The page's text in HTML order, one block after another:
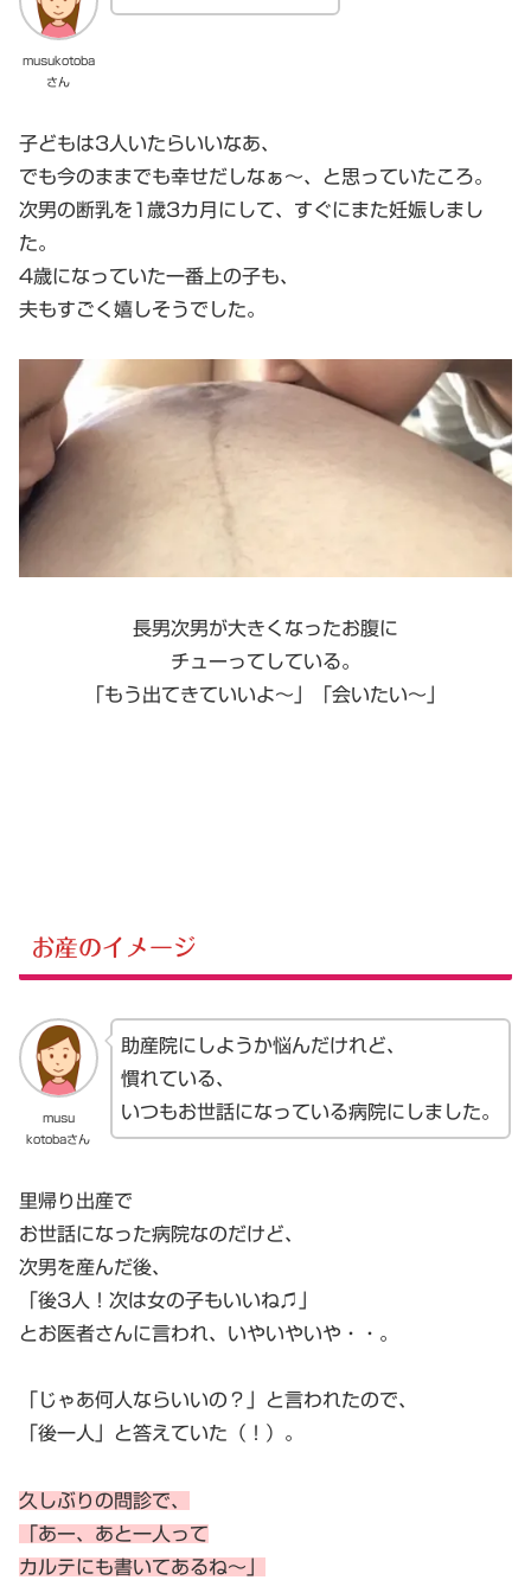
musukotoba
さん
子どもは3人いたらいいなあ、
でも今のままでも幸せだしなぁ～、と思っていたころ。
次男の断乳を1歳3カ月にして、すぐにまた妊娠しまし
た。
4歳になっていた一番上の子も、
夫もすごく嬉しそうでした。
長男次男が大きくなったお腹に
チューってしている。
「もう出てきていいよ～」「会いたい～」
お産のイメージ
musu
kotobaさん
助産院にしようか悩んだけれど、
慣れている、
いつもお世話になっている病院にしました。
里帰り出産で
お世話になった病院なのだけど、
次男を産んだ後、
「後3人！次は女の子もいいね♫」
とお医者さんに言われ、いやいやいや・・。
「じゃあ何人ならいいの？」と言われたので、
「後一人」と答えていた（！）。
久しぶりの問診で、
「あー、あと一人って
カルテにも書いてあるね～」